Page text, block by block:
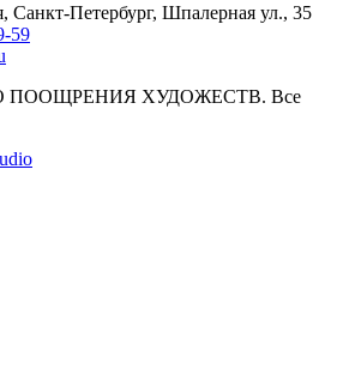
Санкт-Петербург, Шпалерная ул., 35
59
ПООЩРЕНИЯ ХУДОЖЕСТВ. Все